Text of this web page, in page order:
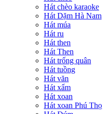
Hát chèo karaoke
Hát Dặm Hà Nam
Hát múa
Hát ru
Hát then
Hát Then
Hát trống quân
Hát tuồng
Hát văn
Hát xẩm
Hát xoan
Hát xoan Phú Thọ